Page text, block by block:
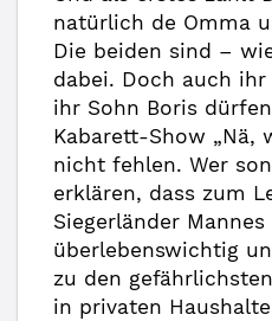
natürlich de Omma
Die beiden sind –
dabei. Doch auch
ihr Sohn Boris
Kabarett-Show „Nä,
nicht fehlen. Wer
erklären, dass zum
Siegerländer
überlebenswichtig
zu den
in privaten